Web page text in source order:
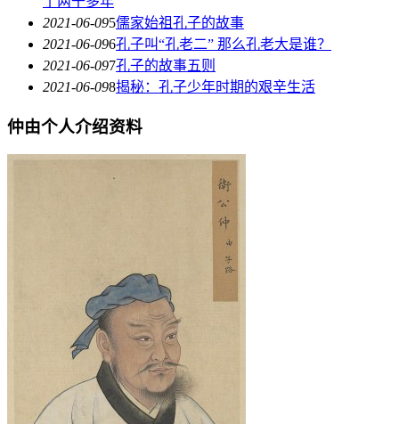
2021-06-095儒家始祖孔子的故事
2021-06-096孔子叫“孔老二” 那么孔老大是谁？
2021-06-097孔子的故事五则
2021-06-098揭秘：孔子少年时期的艰辛生活
仲由个人介绍资料